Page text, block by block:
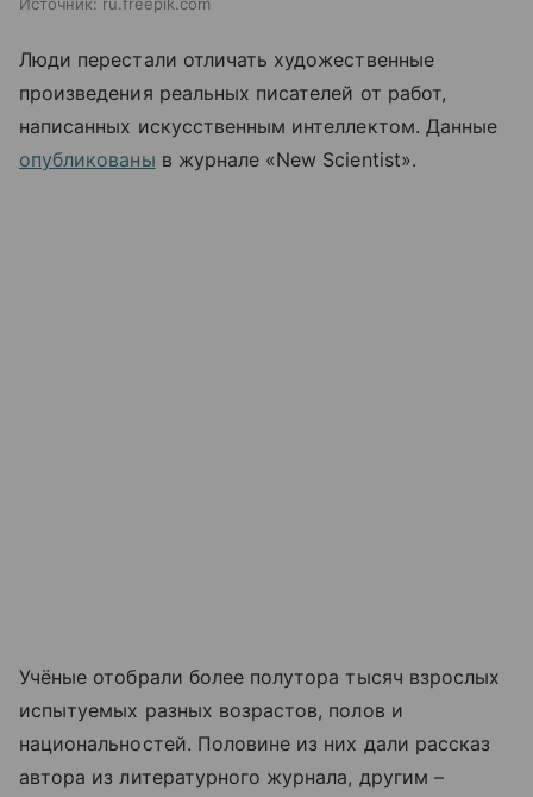
Люди перестали отличать художественные
произведения реальных писателей от работ,
написанных искусственным интеллектом. Данные
опубликованы в журнале «New Scientist».
Учёные отобрали более полутора тысяч взрослых
испытуемых разных возрастов, полов и
национальностей. Половине из них дали рассказ
автора из литературного журнала, другим –